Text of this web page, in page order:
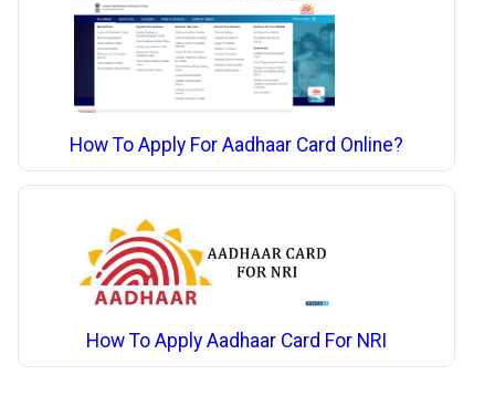
How To Apply For Aadhaar Card Online?
How To Apply Aadhaar Card For NRI